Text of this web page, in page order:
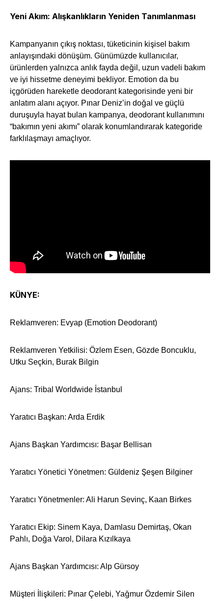
Yeni Akım: Alışkanlıkların Yeniden Tanımlanması
Kampanyanın çıkış noktası, tüketicinin kişisel bakım
anlayışındaki dönüşüm. Günümüzde kullanıcılar,
ürünlerden yalnızca anlık fayda değil, uzun vadeli bakım
ve iyi hissetme deneyimi bekliyor. Emotion da bu
içgörüden hareketle deodorant kategorisinde yeni bir
anlatım alanı açıyor. Pınar Deniz’in doğal ve güçlü
duruşuyla hayat bulan kampanya, deodorant kullanımını
“bakımın yeni akımı” olarak konumlandırarak kategoride
farklılaşmayı amaçlıyor.
KÜNYE:
Reklamveren: Evyap (Emotion Deodorant)
Reklamveren Yetkilisi: Özlem Esen, Gözde Boncuklu,
Utku Seçkin, Burak Bilgin
Ajans: Tribal Worldwide İstanbul
Yaratıcı Başkan: Arda Erdik
Ajans Başkan Yardımcısı: Başar Bellisan
Yaratıcı Yönetici Yönetmen: Güldeniz Şeşen Bilginer
Yaratıcı Yönetmenler: Ali Harun Sevinç, Kaan Birkes
Yaratıcı Ekip: Sinem Kaya, Damlasu Demirtaş, Okan
Pahlı, Doğa Varol, Dilara Kızılkaya
Ajans Başkan Yardımcısı: Alp Gürsoy
Müşteri İlişkileri: Pınar Çelebi, Yağmur Özdemir Silen